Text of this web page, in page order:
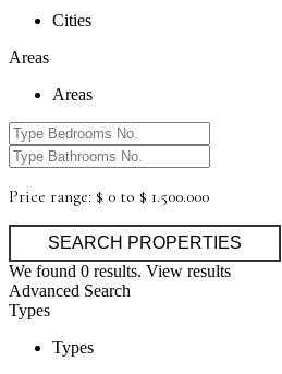
Cities
Areas
Areas
Price range: $ 0 to $ 1.500.000
We found 0 results. View results
Advanced Search
Types
Types